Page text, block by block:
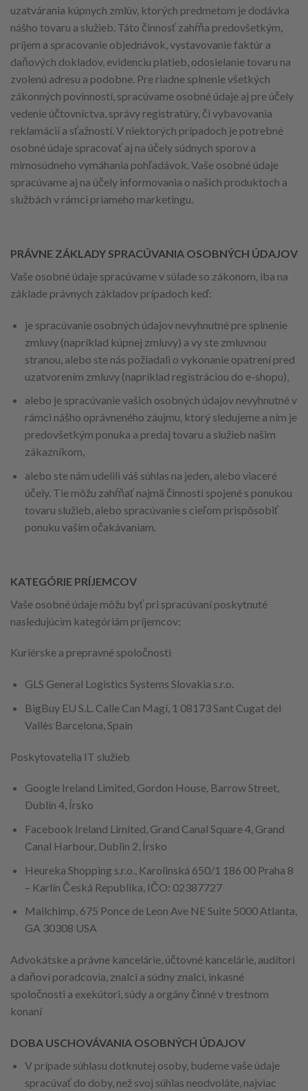
uzatvárania kúpnych zmlúv, ktorých predmetom je dodávka
nášho tovaru a služieb. Táto činnosť zahŕňa predovšetkým,
príjem a spracovanie objednávok, vystavovanie faktúr a
daňových dokladov, evidenciu platieb, odosielanie tovaru na
zvolenú adresu a podobne. Pre riadne splnenie všetkých
zákonných povinností, spracúvame osobné údaje aj pre účely
vedenie účtovníctva, správy registratúry, či vybavovania
reklamácií a sťažností. V niektorých prípadoch je potrebné
osobné údaje spracovať aj na účely súdnych sporov a
mimosúdneho vymáhania pohľadávok. Vaše osobné údaje
spracúvame aj na účely informovania o našich produktoch a
službách v rámci priameho marketingu.
PRÁVNE ZÁKLADY SPRACÚVANIA OSOBNÝCH ÚDAJOV
Vaše osobné údaje spracúvame v súlade so zákonom, iba na
základe právnych základov prípadoch keď:
je spracúvanie osobných údajov nevyhnutné pre splnenie
zmluvy (napríklad kúpnej zmluvy) a vy ste zmluvnou
stranou, alebo ste nás požiadali o vykonanie opatrení pred
uzatvorením zmluvy (napríklad registráciou do e-shopu),
alebo je spracúvanie vašich osobných údajov nevyhnutné v
rámci nášho oprávneného záujmu, ktorý sledujeme a ním je
predovšetkým ponuka a predaj tovaru a služieb našim
zákazníkom,
alebo ste nám udelili váš súhlas na jeden, alebo viaceré
účely. Tie môžu zahŕňať najmä činnosti spojené s ponukou
tovaru služieb, alebo spracúvanie s cieľom prispôsobiť
ponuku vašim očakávaniam.
KATEGÓRIE PRÍJEMCOV
Vaše osobné údaje môžu byť pri spracúvaní poskytnuté
nasledujúcim kategóriám príjemcov:
Kuriérske a prepravné spoločnosti
GLS General Logistics Systems Slovakia s.r.o.
BigBuy EU S.L. Calle Can Magí, 1 08173 Sant Cugat del
Vallès Barcelona, Spain
Poskytovatelia IT služieb
Google Ireland Limited, Gordon House, Barrow Street,
Dublin 4, Írsko
Facebook Ireland Limited, Grand Canal Square 4, Grand
Canal Harbour, Dublin 2, Írsko
Heureka Shopping s.r.o., Karolinská 650/1 186 00 Praha 8
– Karlín Česká Republika, IČO: 02387727
Mailchimp, 675 Ponce de Leon Ave NE Suite 5000 Atlanta,
GA 30308 USA
Advokátske a právne kancelárie, účtovné kancelárie, audítori
a daňoví poradcovia, znalci a súdny znalci, inkasné
spoločnosti a exekútori, súdy a orgány činné v trestnom
konaní
DOBA USCHOVÁVANIA OSOBNÝCH ÚDAJOV
V prípade súhlasu dotknutej osoby, budeme vaše údaje
spracúvať do doby, než svoj súhlas neodvoláte, najviac